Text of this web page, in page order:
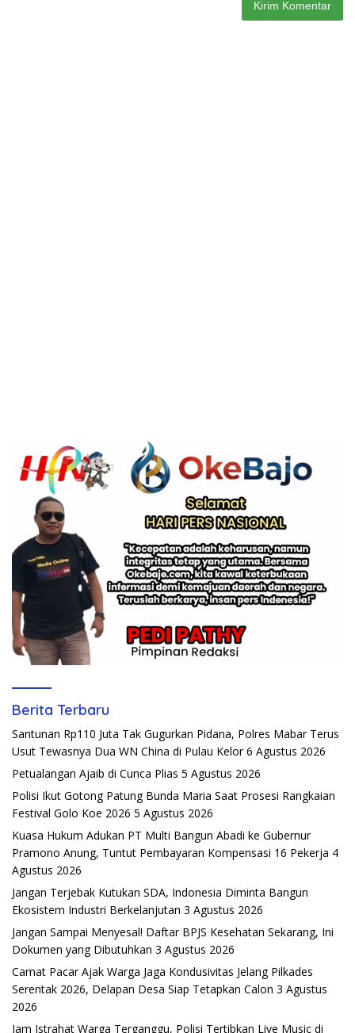
Berita Terbaru
Santunan Rp110 Juta Tak Gugurkan Pidana, Polres Mabar Terus
Usut Tewasnya Dua WN China di Pulau Kelor 6 Agustus 2026
Petualangan Ajaib di Cunca Plias 5 Agustus 2026
Polisi Ikut Gotong Patung Bunda Maria Saat Prosesi Rangkaian
Festival Golo Koe 2026 5 Agustus 2026
Kuasa Hukum Adukan PT Multi Bangun Abadi ke Gubernur
Pramono Anung, Tuntut Pembayaran Kompensasi 16 Pekerja 4
Agustus 2026
Jangan Terjebak Kutukan SDA, Indonesia Diminta Bangun
Ekosistem Industri Berkelanjutan 3 Agustus 2026
Jangan Sampai Menyesal! Daftar BPJS Kesehatan Sekarang, Ini
Dokumen yang Dibutuhkan 3 Agustus 2026
Camat Pacar Ajak Warga Jaga Kondusivitas Jelang Pilkades
Serentak 2026, Delapan Desa Siap Tetapkan Calon 3 Agustus
2026
Jam Istrahat Warga Terganggu, Polisi Tertibkan Live Music di